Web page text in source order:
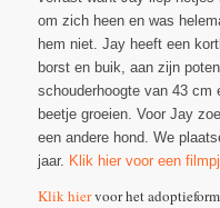
om zich heen en was
hem niet. Jay heeft een
borst en buik, aan zijn
schouderhoogte van 43 cm
beetje groeien. Voor Jay
een andere hond. We
jaar. Klik hier voor een
Klik hiervoor het